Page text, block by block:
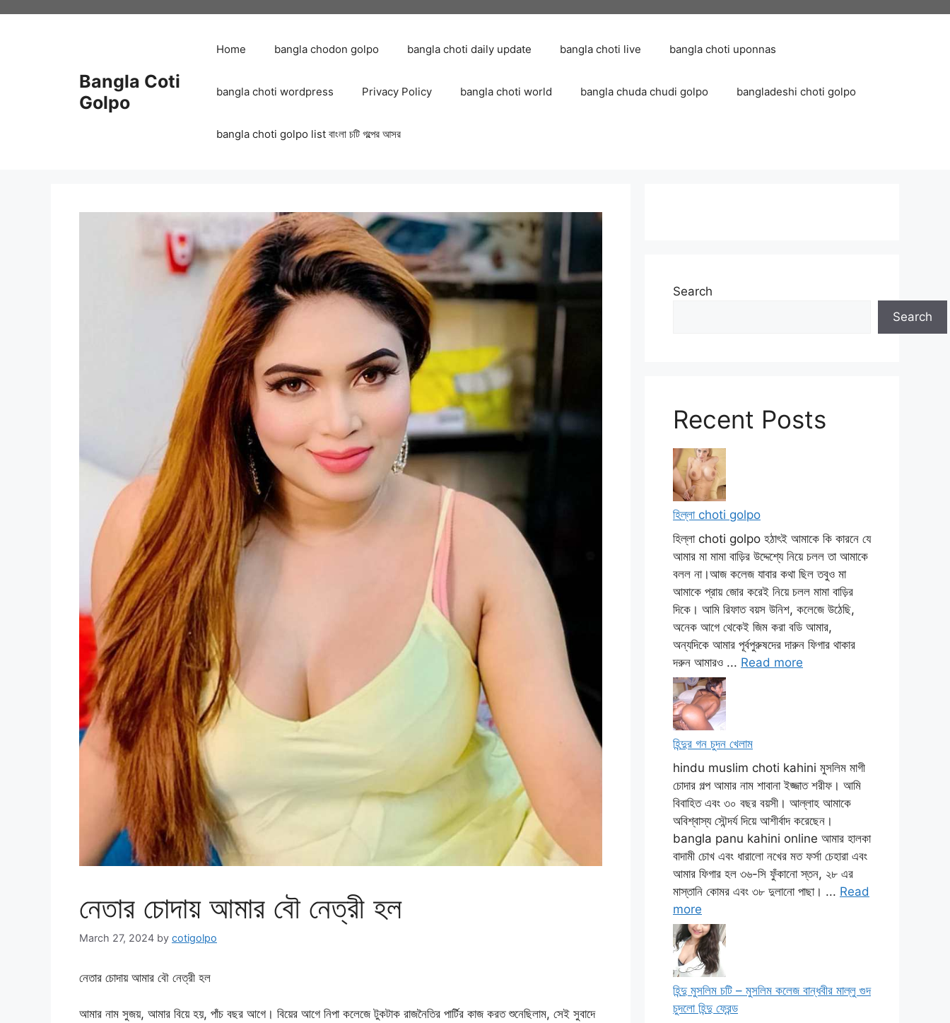
Bangla Coti
Golpo
Home bangla chodon golpo bangla choti daily update bangla choti live bangla choti uponnas
bangla choti wordpress Privacy Policy bangla choti world bangla chuda chudi golpo bangladeshi choti golpo
bangla choti golpo list বাংলা চটি গল্পের আসর
নেতার চোদায় আমার বৌ নেত্রী হল
March 27, 2024 by cotigolpo
নেতার চোদায় আমার বৌ নেত্রী হল
আমার নাম সুজয়, আমার বিয়ে হয়, পাঁচ বছর আগে। বিয়ের আগে নিপা কলেজে টুকটাক রাজনৈতির পার্টির কাজ করত শুনেছিলাম, সেই সুবাদে
Search
Search
Recent Posts
হিল্লা choti golpo
হিল্লা choti golpo হঠাৎই আমাকে কি কারনে যে
আমার মা মামা বাড়ির উদ্দেশ্যে নিয়ে চলল তা আমাকে
বলল না।আজ কলেজ যাবার কথা ছিল তবুও মা
আমাকে প্রায় জোর করেই নিয়ে চলল মামা বাড়ির
দিকে। আমি রিফাত বয়স উনিশ, কলেজে উঠেছি,
অনেক আগে থেকেই জিম করা বডি আমার,
অন্যদিকে আমার পূর্বপুরুষদের দারুন ফিগার থাকার
দরুন আমারও ... Read more
হিন্দুর গন চুদন খেলাম
hindu muslim choti kahini মুসলিম মাগী
চোদার গল্প আমার নাম শাবানা ইজ্জাত শরীফ। আমি
বিবাহিত এবং ৩০ বছর বয়সী। আল্লাহ আমাকে
অবিশ্বাস্য সৌন্দর্য দিয়ে আশীর্বাদ করেছেন।
bangla panu kahini online আমার হালকা
বাদামী চোখ এবং ধারালো নখের মত ফর্সা চেহারা এবং
আমার ফিগার হল ৩৬-সি ফুঁকানো স্তন, ২৮ এর
মাস্তানি কোমর এবং ৩৮ দুলানো পাছা। ... Read
more
হিন্দু মুসলিম চটি – মুসলিম কলেজ বান্ধবীর মাল্লু গুদ
চুদলো হিন্দু ফ্রেন্ড